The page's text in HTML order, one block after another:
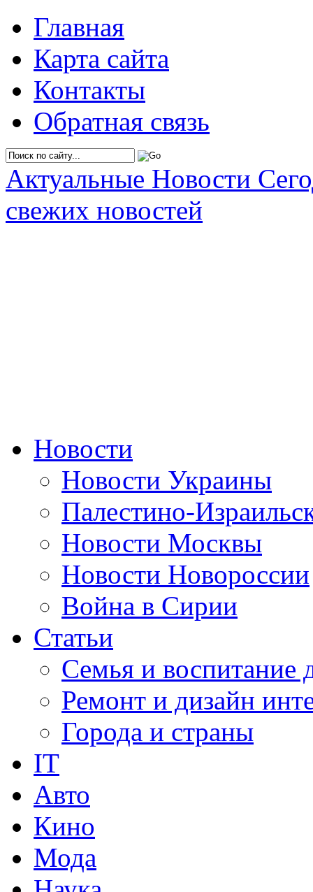
Главная
Карта сайта
Контакты
Обратная связь
Актуальные Новости
свежих новостей
Новости
Новости Украины
Палестино-
Новости Москвы
Новости Новороссии
Война в Сирии
Статьи
Семья и воспитание
Ремонт и дизайн
Города и страны
IT
Авто
Кино
Мода